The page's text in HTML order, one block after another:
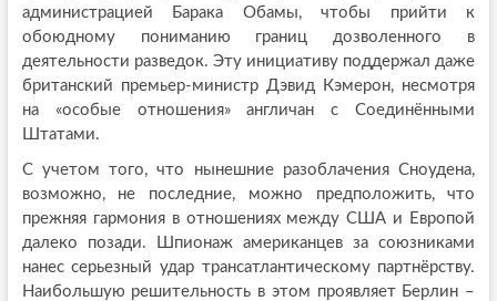
администрацией Барака Обамы, чтобы прийти к
обоюдному пониманию границ дозволенного в
деятельности разведок. Эту инициативу поддержал даже
британский премьер-министр Дэвид Кэмерон, несмотря
на «особые отношения» англичан с Соединёнными
Штатами.
С учетом того, что нынешние разоблачения Сноудена,
возможно, не последние, можно предположить, что
прежняя гармония в отношениях между США и Европой
далеко позади. Шпионаж американцев за союзниками
нанес серьезный удар трансатлантическому партнёрству.
Наибольшую решительность в этом проявляет Берлин –